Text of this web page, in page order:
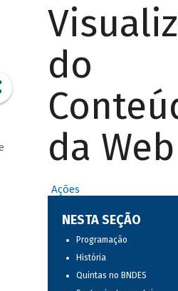
do
da Web
Ações
NESTA SEÇÃO
Programação
História
Quintas no BNDES